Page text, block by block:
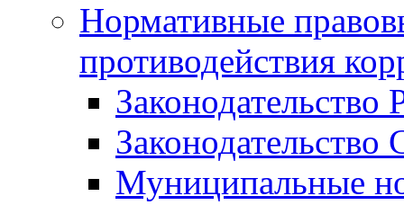
Нормативные
противодействия
Законодательство
Муниципальные